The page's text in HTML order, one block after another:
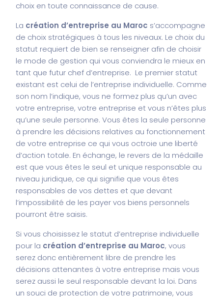
choix en toute connaissance de cause.
La création d’entreprise au Maroc s’accompagne
de choix stratégiques à tous les niveaux. Le choix du
statut requiert de bien se renseigner afin de choisir
le mode de gestion qui vous conviendra le mieux en
tant que futur chef d’entreprise. Le premier statut
existant est celui de l’entreprise individuelle. Comme
son nom l’indique, vous ne formez plus qu’un avec
votre entreprise, votre entreprise et vous n’êtes plus
qu’une seule personne. Vous êtes la seule personne
à prendre les décisions relatives au fonctionnement
de votre entreprise ce qui vous octroie une liberté
d’action totale. En échange, le revers de la médaille
est que vous êtes le seul et unique responsable au
niveau juridique, ce qui signifie que vous êtes
responsables de vos dettes et que devant
l’impossibilité de les payer vos biens personnels
pourront être saisis.
Si vous choisissez le statut d’entreprise individuelle
pour la création d’entreprise au Maroc, vous
serez donc entièrement libre de prendre les
décisions attenantes à votre entreprise mais vous
serez aussi le seul responsable devant la loi. Dans
un souci de protection de votre patrimoine, vous